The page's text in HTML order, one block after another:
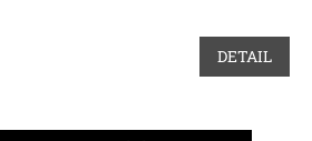
DETAIL